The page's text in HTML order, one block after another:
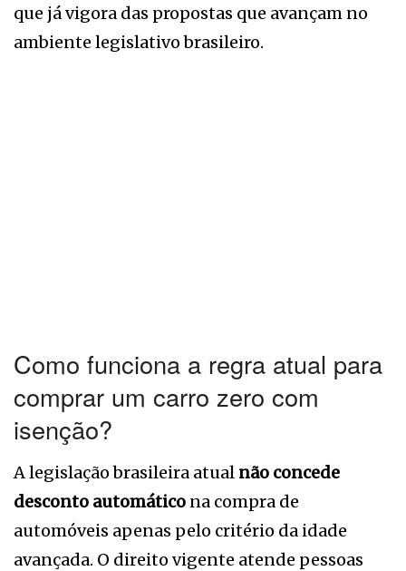
que já vigora das propostas que avançam no
ambiente legislativo brasileiro.
Como funciona a regra atual para
comprar um carro zero com
isenção?
A legislação brasileira atual não concede
desconto automático na compra de
automóveis apenas pelo critério da idade
avançada. O direito vigente atende pessoas